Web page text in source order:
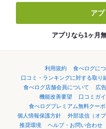
アプ
アプリなら1ヶ月
利用規約 食べログに
口コミ・ランキングに対する取り
食べログ店舗会員について
広
機能改善要望
口コミガ
食べログプレミアム無料クーポ
個人情報保護方針
外部送信（オプ
推奨環境
ヘルプ・お問い合わせ